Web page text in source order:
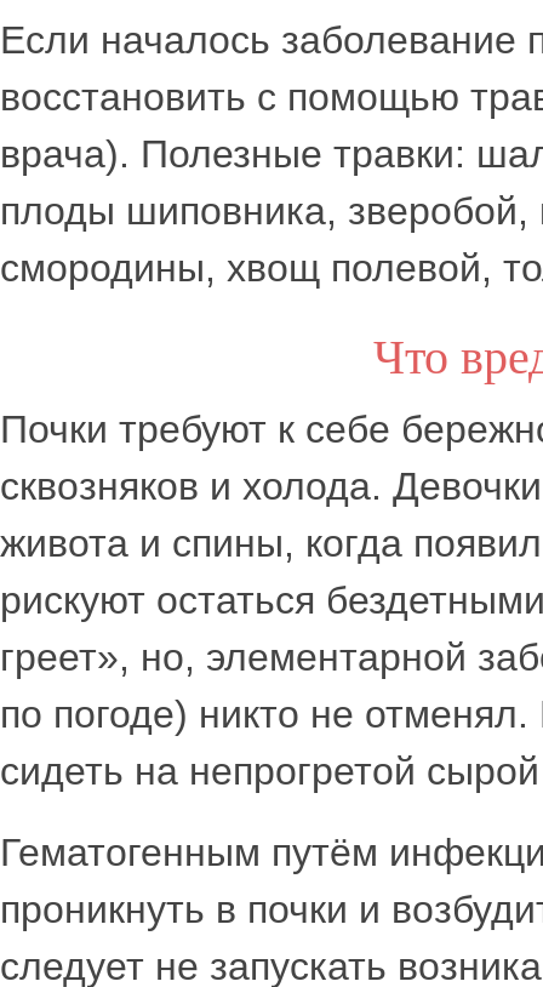
Если началось заболевание
восстановить с помощью
врача). Полезные травки:
плоды шиповника, зверобой,
смородины, хвощ полевой,
Что
Почки требуют к себе
сквозняков и холода.
живота и спины, когда
рискуют остаться
греет», но, элементарной
по погоде) никто не
сидеть на непрогретой
Гематогенным путём
проникнуть в почки и
следует не запускать